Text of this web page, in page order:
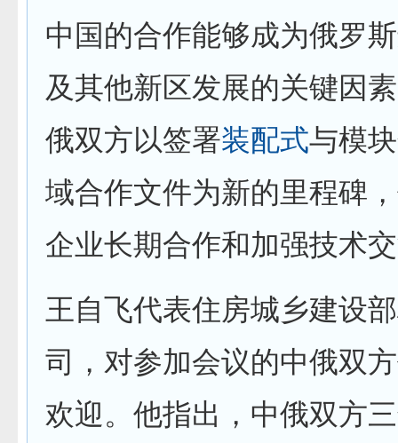
中国的合作能够成为俄罗
及其他新区发展的关键因
俄双方以签署装配式与模
域合作文件为新的里程碑
企业长期合作和加强技术
王自飞代表住房城乡建设
司，对参加会议的中俄双
欢迎。他指出，中俄双方